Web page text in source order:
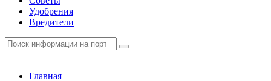
Удобрения
Вредители
Главная